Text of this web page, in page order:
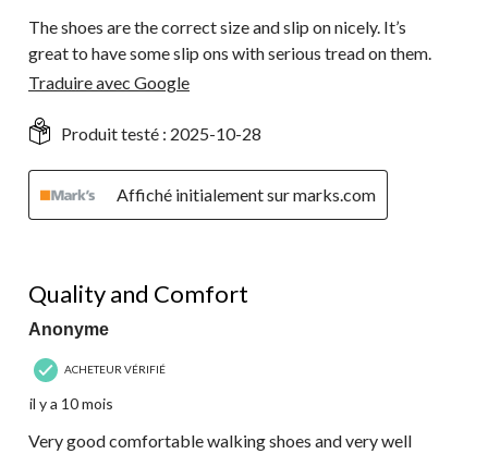
The shoes are the correct size and slip on nicely. It’s
great to have some slip ons with serious tread on them.
Traduire avec Google
Produit testé : 2025-10-28
Affiché initialement sur marks.com
Quality and Comfort
Anonyme
ACHETEUR VÉRIFIÉ
il y a 10 mois
Very good comfortable walking shoes and very well